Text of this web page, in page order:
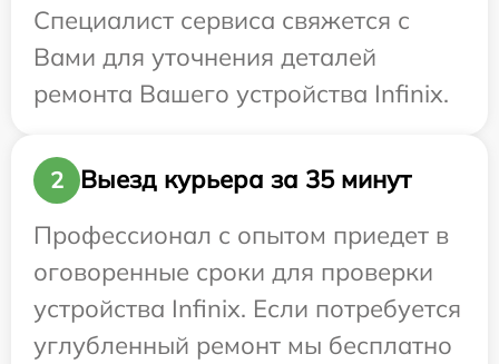
Специалист сервиса свяжется с
Вами для уточнения деталей
ремонта Вашего устройства Infinix.
2
Выезд курьера за 35 минут
Профессионал с опытом приедет в
оговоренные сроки для проверки
устройства Infinix. Если потребуется
углубленный ремонт мы бесплатно